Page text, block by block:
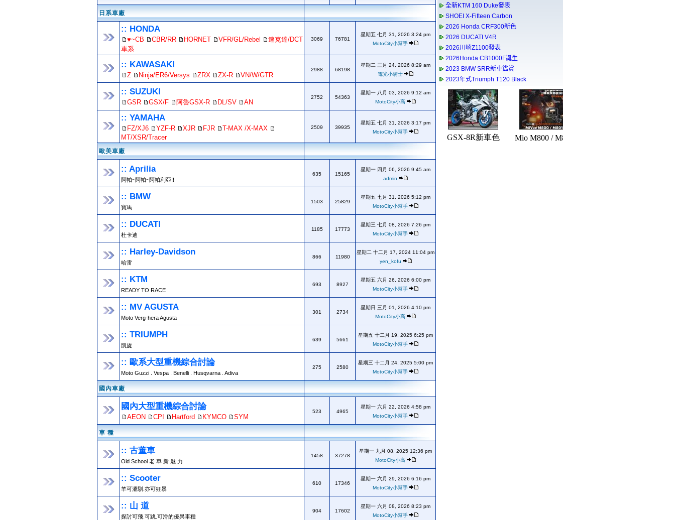
日系車廠
:: HONDA
♥~CB CBR/RR HORNET VFR/GL/Rebel
速克達/DCT
車系
3069 76781
星期五 七月 31, 2026 3:24 pm
MotoCity小幫手
:: KAWASAKI
Z Ninja/ER6/Versys ZRX ZX-R VN/W/GTR
2988 68198
星期二 三月 24, 2026 8:29 am
電光小騎士
:: SUZUKI
GSR GSX/F 阿魯GSX-R DL/SV AN
2752 54363
星期一 八月 03, 2026 9:12 am
MotoCity小高
:: YAMAHA
FZ/XJ6 YZF-R XJR FJR
T-MAX /X-MAX
MT/XSR/Tracer
2509 39935
星期五 七月 31, 2026 3:17 pm
MotoCity小幫手
歐美車廠
:: Aprilia
阿帕~阿帕~阿帕利亞!!
635 15165
星期一 四月 06, 2026 9:45 am
admin
:: BMW
寶馬
1503 25829
星期五 七月 31, 2026 5:12 pm
MotoCity小幫手
:: DUCATI
杜卡迪
1185 17773
星期三 七月 08, 2026 7:26 pm
MotoCity小幫手
:: Harley-Davidson
哈雷
866 11980
星期二 十二月 17, 2024 11:04 pm
yen_kofu
:: KTM
READY TO RACE
693 8927
星期五 六月 26, 2026 6:00 pm
MotoCity小幫手
:: MV AGUSTA
Moto Verg-hera Agusta
301 2734
星期日 三月 01, 2026 4:10 pm
MotoCity小高
:: TRIUMPH
凱旋
639 5661
星期五 十二月 19, 2025 6:25 pm
MotoCity小幫手
:: 歐系大型重機綜合討論
Moto Guzzi . Vespa . Benelli . Husqvarna . Adiva
275 2580
星期三 十二月 24, 2025 5:00 pm
MotoCity小幫手
國內車廠
國內大型重機綜合討論
AEON CPI Hartford KYMCO SYM
523 4965
星期一 六月 22, 2026 4:58 pm
MotoCity小幫手
車 種
:: 古董車
Old School 老 車 新 魅 力
1458 37278
星期一 九月 08, 2025 12:36 pm
MotoCity小高
:: Scooter
羊可溫馴.亦可狂暴
610 17346
星期一 六月 29, 2026 6:16 pm
MotoCity小幫手
:: 山 道
探討可飛.可跳.可滑的優異車種
904 17602
星期一 六月 08, 2026 8:23 pm
MotoCity小幫手